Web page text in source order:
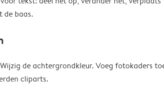
de baas.
de achtergrondkleur. Voeg fotokaders
cliparts.